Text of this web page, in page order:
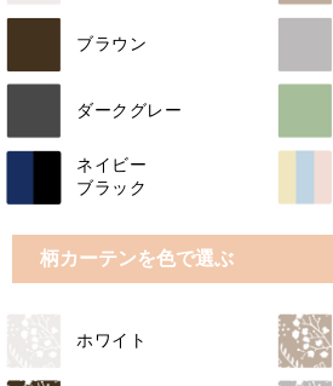
ブラウン
ダークグレー
ネイビー
ブラック
柄カーテンを色で選ぶ
ホワイト